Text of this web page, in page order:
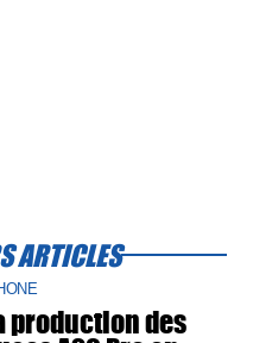
ARTICLES
production des